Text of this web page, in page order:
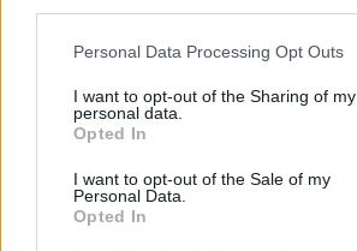
Personal Data Processing Opt Outs
I want to opt-out of the Sharing of my
personal data.
Opted In
I want to opt-out of the Sale of my
Personal Data.
Opted In